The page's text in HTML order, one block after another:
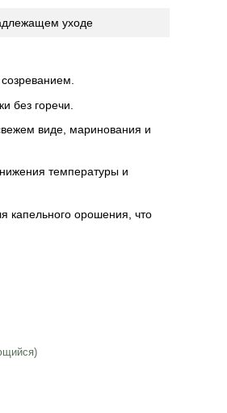
уходе
без горечи.
виде, маринования и
температуры и
капельного орошения, что